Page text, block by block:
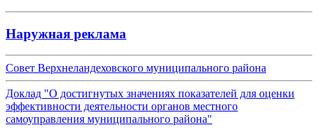
Наружная реклама
Совет Верхнеландеховского муниципального района
Доклад "О достигнутых значениях показателей для оценки
эффективности деятельности органов местного
самоуправления муниципального района"